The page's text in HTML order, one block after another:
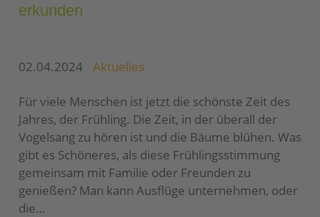
erkunden
02.04.2024 Aktuelles
Für viele Menschen ist jetzt die schönste Zeit des
Jahres, der Frühling. Die Zeit, in der überall der
Vogelsang zu hören ist und die Bäume blühen. Was
gibt es Schöneres, als diese Frühlingsstimmung
gemeinsam mit Familie oder Freunden zu
genießen? Man kann Ausflüge unternehmen, oder
die…